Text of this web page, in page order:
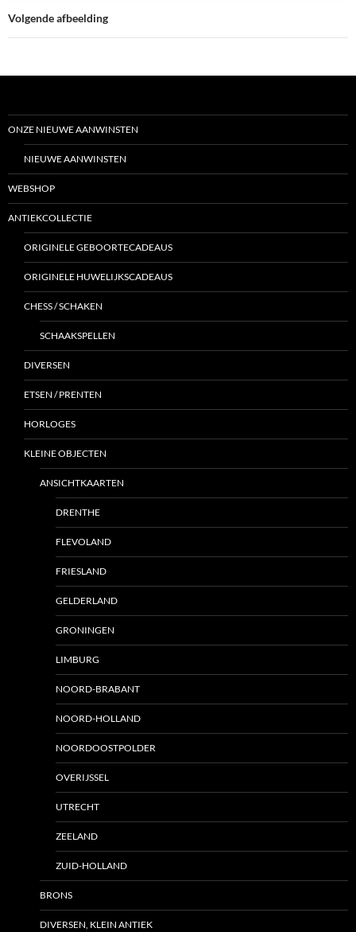
Volgende afbeelding
ONZE NIEUWE AANWINSTEN
NIEUWE AANWINSTEN
WEBSHOP
ANTIEKCOLLECTIE
ORIGINELE GEBOORTECADEAUS
ORIGINELE HUWELIJKSCADEAUS
CHESS / SCHAKEN
SCHAAKSPELLEN
DIVERSEN
ETSEN / PRENTEN
HORLOGES
KLEINE OBJECTEN
ANSICHTKAARTEN
DRENTHE
FLEVOLAND
FRIESLAND
GELDERLAND
GRONINGEN
LIMBURG
NOORD-BRABANT
NOORD-HOLLAND
NOORDOOSTPOLDER
OVERIJSSEL
UTRECHT
ZEELAND
ZUID-HOLLAND
BRONS
DIVERSEN, KLEIN ANTIEK